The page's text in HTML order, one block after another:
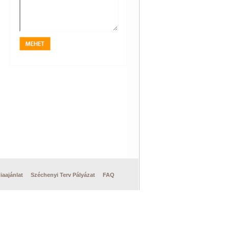
Széchenyi Terv Pályázat FAQ